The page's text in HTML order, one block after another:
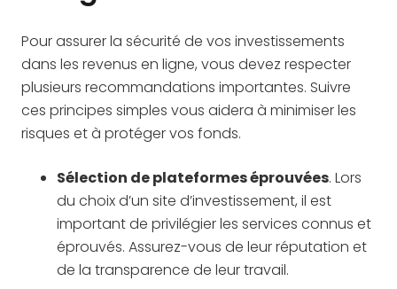
Pour assurer la sécurité de vos investissements
dans les revenus en ligne, vous devez respecter
plusieurs recommandations importantes. Suivre
ces principes simples vous aidera à minimiser les
risques et à protéger vos fonds.
Sélection de plateformes éprouvées. Lors
du choix d’un site d’investissement, il est
important de privilégier les services connus et
éprouvés. Assurez-vous de leur réputation et
de la transparence de leur travail.